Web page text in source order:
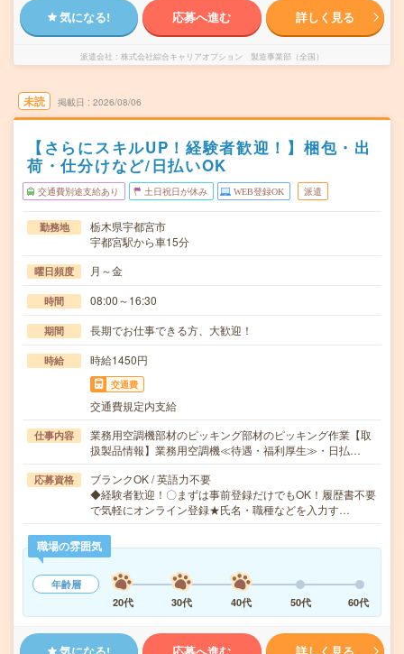
気になる! 応募へ進む 詳しく見る
派遣会社 株式会社綜合キャリアオプション 製造事業部（全国）
未読 掲載日 2026/08/06
【さらにスキルUP！経験者歓迎！】梱包・出
荷・仕分けなど/日払いOK
交通費別途支給あり 土日祝日が休み WEB登録OK 派遣
勤務地
栃木県宇都宮市
宇都宮駅から車15分
曜日頻度 月～金
時間 08:00～16:30
期間 長期でお仕事できる方、大歓迎！
時給 時給1450円
交通費
交通費規定内支給
仕事内容
業務用空調機部材のピッキング部材のピッキング作業【取
扱製品情報】業務用空調機≪待遇・福利厚生≫・日払…
応募資格
ブランクOK / 英語力不要
◆経験者歓迎！〇まずは事前登録だけでもOK！履歴書不要
で気軽にオンライン登録★氏名・職種などを入力す…
職場の雰囲気
年齢層
20代
30代 40代 50代 60代